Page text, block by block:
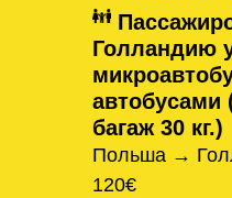
Голландию
автобусами
багаж 30 кг.)
Польша →
120€